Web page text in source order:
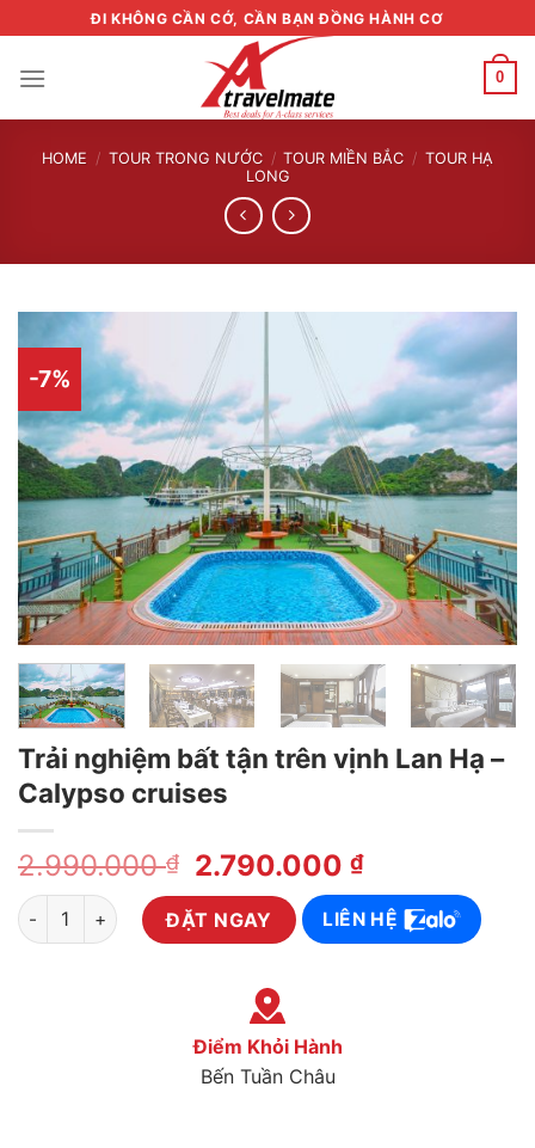
to
content
ĐI KHÔNG CẦN CỚ, CẦN BẠN ĐỒNG HÀNH CƠ
0
HOME / TOUR TRONG NƯỚC / TOUR MIỀN BẮC / TOUR HẠ
LONG
-7%
Trải nghiệm bất tận trên vịnh Lan Hạ –
Calypso cruises
2.990.000₫ 2.790.000₫
Trải nghiệm bất tận trên vịnh Lan Hạ - Calypso cruises
ĐẶT NGAY LIÊN HỆ
Điểm Khỏi Hành
Bến Tuần Châu